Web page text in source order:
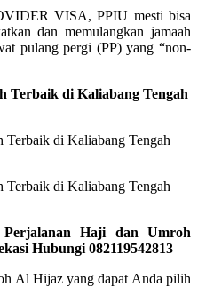
VISA, PPIU mesti bisa
dan memulangkan jamaah
pulang pergi (PP) yang “non-
Terbaik di Kaliabang Tengah
Haji dan Umroh
Hubungi 082119542813
Al Hijaz yang dapat Anda pilih